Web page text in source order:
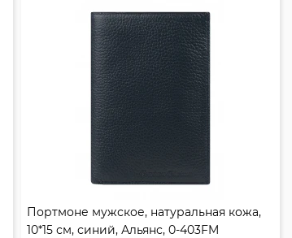
Портмоне мужское, натуральная кожа,
10*15 см, синий, Альянс, 0-403FM